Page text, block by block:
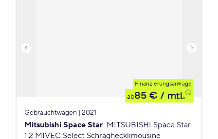
Finanzierungsanfrage
ab85 € / mtl.
Gebrauchtwagen | 2021
Mitsubishi Space Star MITSUBISHI Space Star
1.2 MIVEC Select Schräghecklimousine